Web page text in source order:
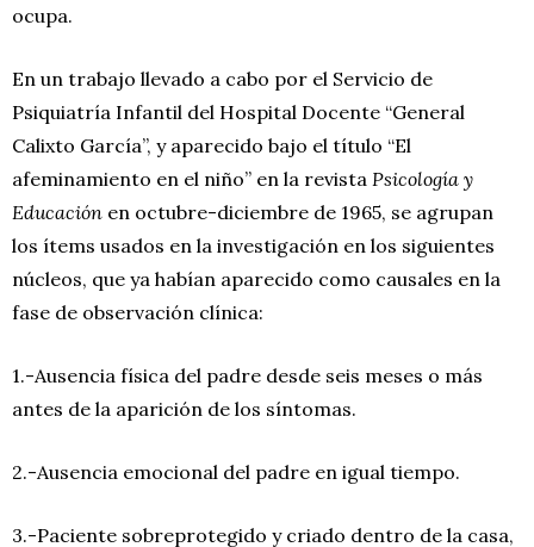
ocupa.
En un trabajo llevado a cabo por el Servicio de
Psiquiatría Infantil del Hospital Docente “General
Calixto García”, y aparecido bajo el título “El
afeminamiento en el niño” en la revista Psicología y
Educación en octubre-diciembre de 1965, se agrupan
los ítems usados en la investigación en los siguientes
núcleos, que ya habían aparecido como causales en la
fase de observación clínica:
1.-Ausencia física del padre desde seis meses o más
antes de la aparición de los síntomas.
2.-Ausencia emocional del padre en igual tiempo.
3.-Paciente sobreprotegido y criado dentro de la casa,